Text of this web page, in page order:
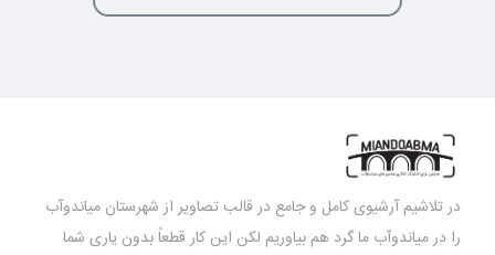
در تلاشیم آرشیوی کامل و جامع در قالب تصاویر از شهرستان میاندوآب
را در میاندوآب ما گرد هم بیاوریم لکن این کار قطعاً بدون یاری شما